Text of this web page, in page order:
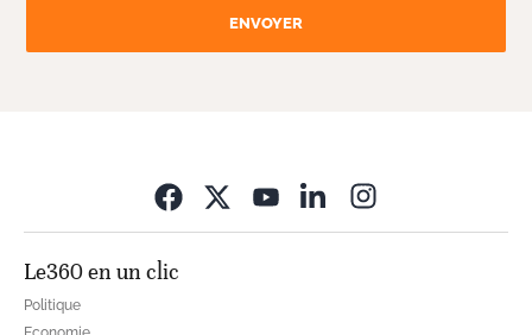
ENVOYER
Le360 en un clic
Politique